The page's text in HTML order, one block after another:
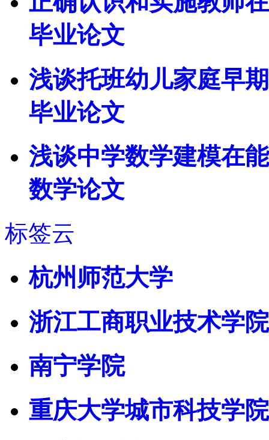
毕业论文
浅谈托班幼儿家庭早
毕业论文
浅谈中学数学建模在
数学论文
标签云
杭州师范大学
浙江工商职业技术学院
南宁学院
重庆大学城市科技学院